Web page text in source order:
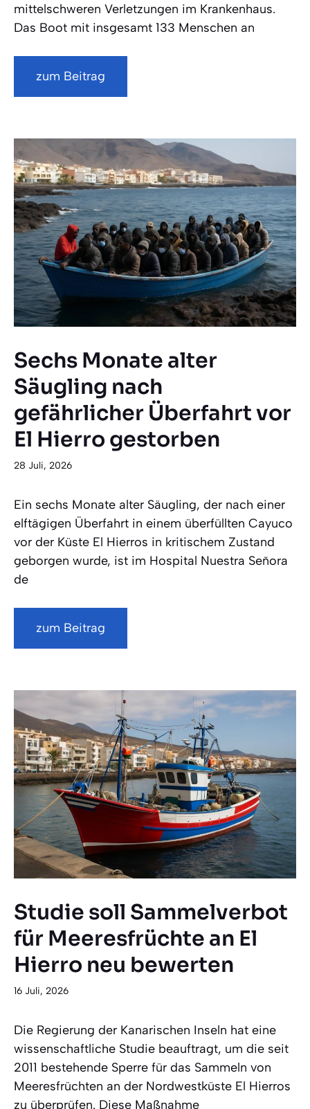
mittelschweren Verletzungen im Krankenhaus.
Das Boot mit insgesamt 133 Menschen an
zum Beitrag
Sechs Monate alter
Säugling nach
gefährlicher Überfahrt vor
El Hierro gestorben
28 Juli, 2026
Ein sechs Monate alter Säugling, der nach einer
elftägigen Überfahrt in einem überfüllten Cayuco
vor der Küste El Hierros in kritischem Zustand
geborgen wurde, ist im Hospital Nuestra Señora
de
zum Beitrag
Studie soll Sammelverbot
für Meeresfrüchte an El
Hierro neu bewerten
16 Juli, 2026
Die Regierung der Kanarischen Inseln hat eine
wissenschaftliche Studie beauftragt, um die seit
2011 bestehende Sperre für das Sammeln von
Meeresfrüchten an der Nordwestküste El Hierros
zu überprüfen. Diese Maßnahme